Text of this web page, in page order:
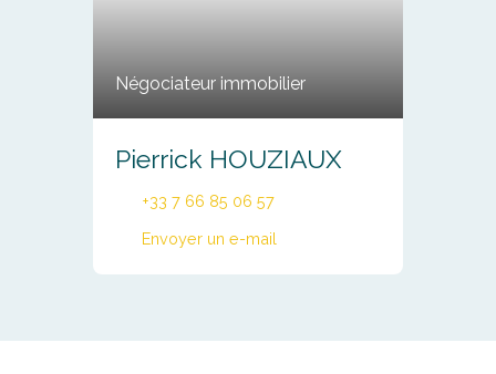
Négociateur immobilier
Pierrick HOUZIAUX
+33 7 66 85 06 57
Envoyer un e-mail